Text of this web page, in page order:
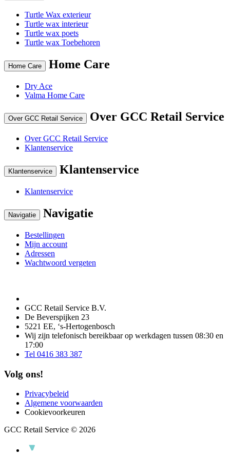
Turtle Wax exterieur
Turtle wax interieur
Turtle wax poets
Turtle wax Toebehoren
Home Care Home Care
Dry Ace
Valma Home Care
Over GCC Retail Service Over GCC Retail Service
Over GCC Retail Service
Klantenservice
Klantenservice Klantenservice
Klantenservice
Navigatie Navigatie
Bestellingen
Mijn account
Adressen
Wachtwoord vergeten
GCC Retail Service B.V.
De Beverspijken 23
5221 EE, ‘s-Hertogenbosch
Wij zijn telefonisch bereikbaar op werkdagen tussen 08:30 en
17:00
Tel 0416 383 387
Volg ons!
Privacybeleid
Algemene voorwaarden
Cookievoorkeuren
GCC Retail Service © 2026